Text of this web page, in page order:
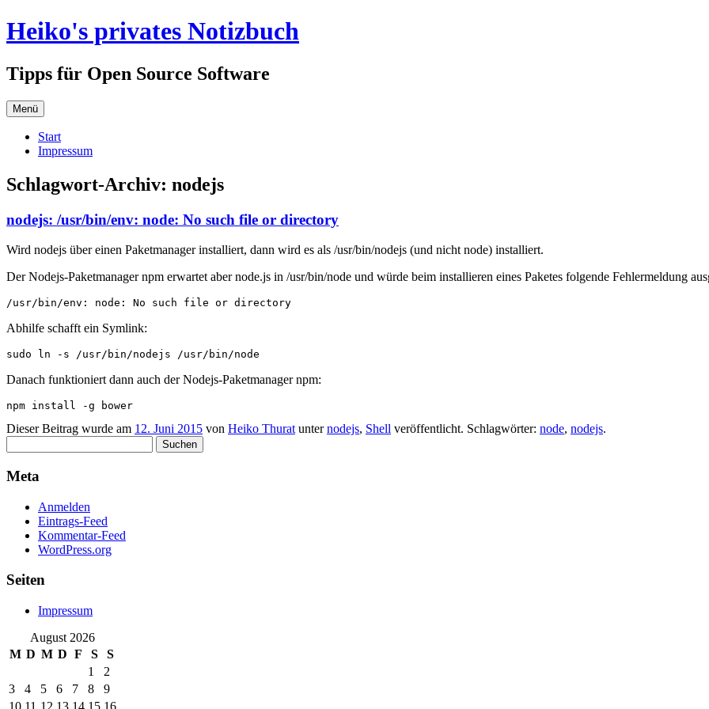
Zum
Inhalt
Heiko's privates Notizbuch
Tipps für Open Source Software
Menü
Start
Impressum
Schlagwort-Archiv: nodejs
nodejs: /usr/bin/env: node: No such file or directory
Wird nodejs über einen Paketmanager installiert, dann wird es als /usr/bin/nodejs (und nicht node) installiert.
Der Nodejs-Paketmanager npm erwartet aber node.js in /usr/bin/node und würde beim installieren eines Paketes folgende Fehlermeldung
/usr/bin/env: node: No such file or directory
Abhilfe schafft ein Symlink:
sudo ln -s /usr/bin/nodejs /usr/bin/node
Danach funktioniert dann auch der Nodejs-Paketmanager npm:
npm install -g bower
Dieser Beitrag wurde am 12. Juni 2015 von Heiko Thurat unternodejs, Shell veröffentlicht. Schlagwörter: node, nodejs.
nach:
Meta
Anmelden
Eintrags-Feed
Kommentar-Feed
WordPress.org
Seiten
Impressum
August 2026
M D M D F S
S
1
2
3
4 5 6 7 8
9